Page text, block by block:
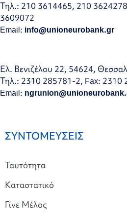
Τηλ.: 210 3614465, 210
3609072
Email: info@unioneurobank.gr
Ελ. Βενιζέλου 22, 54624,
Τηλ.: 2310 285781-2, Fax: 2310
Email:
ΣΥΝΤΟΜΕΥΣΕΙΣ
Ταυτότητα
Καταστατικό
Γίνε Μέλος